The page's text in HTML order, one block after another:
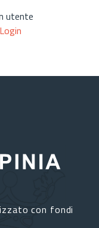
utente
con fondi